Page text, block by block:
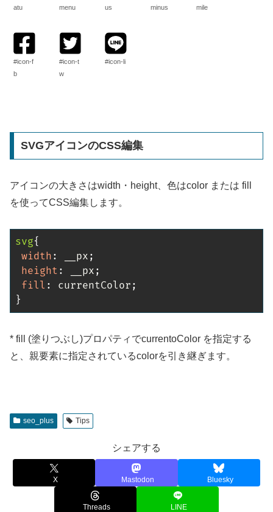
atu
menu
us
minus
mile
#icon-f
b
#icon-t
w
#icon-li
SVGアイコンのCSS編集
アイコンの大きさはwidth・height、色はcolor または fill
を使ってCSS編集します。
svg{
width : __px ;
height : __px ;
fill : currentColor ;
}
* fill (塗りつぶし)プロパティでcurrentoColor を指定する
と、親要素に指定されているcolorを引き継ぎます。
seo_plus Tips
シェアする
X Mastodon Bluesky
Threads LINE